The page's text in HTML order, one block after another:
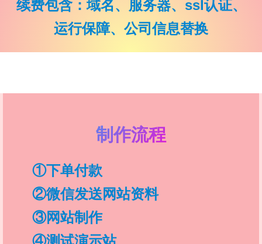
续费包含：域名、服务器、ssl认证、
运行保障、公司信息替换
制作流程
①下单付款
②微信发送网站资料
③网站制作
④测试演示站